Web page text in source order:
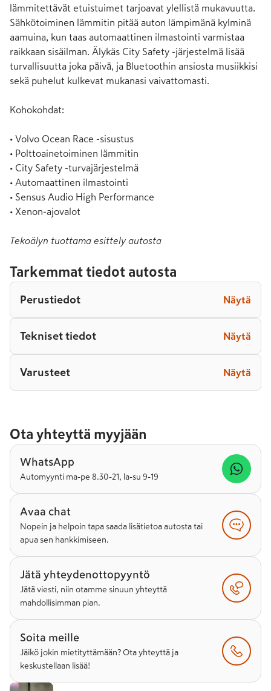
lämmitettävät etuistuimet tarjoavat ylellistä mukavuutta.
Sähkötoiminen lämmitin pitää auton lämpimänä kylminä
aamuina, kun taas automaattinen ilmastointi varmistaa
raikkaan sisäilman. Älykäs City Safety -järjestelmä lisää
turvallisuutta joka päivä, ja Bluetoothin ansiosta musiikkisi
sekä puhelut kulkevat mukanasi vaivattomasti.
Kohokohdat:
• Volvo Ocean Race -sisustus
• Polttoainetoiminen lämmitin
• City Safety -turvajärjestelmä
• Automaattinen ilmastointi
• Sensus Audio High Performance
• Xenon-ajovalot
Tekoälyn tuottama esittely autosta
Tarkemmat tiedot autosta
Perustiedot Näytä
Tekniset tiedot Näytä
Varusteet Näytä
Ota yhteyttä myyjään
WhatsApp
Automyynti ma-pe 8.30-21, la-su 9-19
Avaa chat
Nopein ja helpoin tapa saada lisätietoa autosta tai
apua sen hankkimiseen.
Jätä yhteydenottopyyntö
Jätä viesti, niin otamme sinuun yhteyttä
mahdollisimman pian.
Soita meille
Jäikö jokin mietityttämään? Ota yhteyttä ja
keskustellaan lisää!